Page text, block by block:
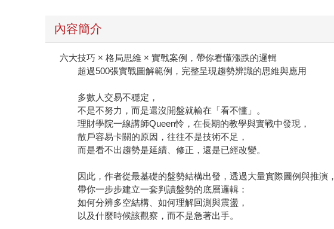
內容簡介
六大技巧 × 格局思維 × 實戰案例，帶你看懂漲跌的邏輯
超過500張實戰圖解範例，完整呈現趨勢辨識的思維與應用
多數人交易不穩定，
不是不努力，而是還沒開盤就輸在「看不懂」。
理財學院一線講師Queen怜，在長期的教學與實戰中發現，
散戶容易卡關的原因，往往不是技術不足，
而是看不出趨勢是延續、修正，還是已經改變。
因此，作者從最基礎的盤勢結構出發，透過大量實際圖例與推演，
帶你一步步建立一套判讀盤勢的底層邏輯：
如何分辨多空結構、如何理解回測與震盪，
以及什麼時候該觀察，而不是急著出手。